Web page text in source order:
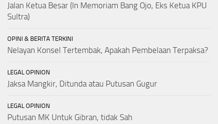
Jalan Ketua Besar (In Memoriam Bang Ojo, Eks Ketua KPU
Sultra)
OPINI & BERITA TERKINI
Nelayan Konsel Tertembak, Apakah Pembelaan Terpaksa?
LEGAL OPINION
Jaksa Mangkir, Ditunda atau Putusan Gugur
LEGAL OPINION
Putusan MK Untuk Gibran, tidak Sah